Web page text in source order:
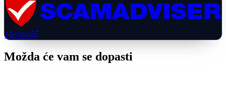
100/100
Možda će vam se dopasti